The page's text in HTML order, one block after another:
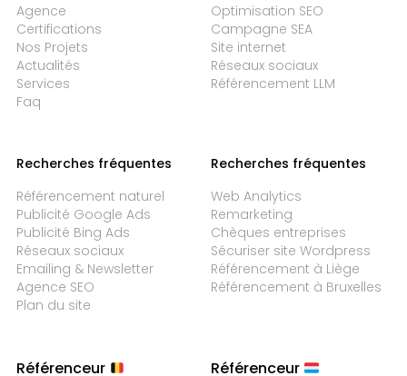
Agence
Certifications
Nos Projets
Actualités
Services
Faq
Optimisation SEO
Campagne SEA
Site internet
Réseaux sociaux
Référencement LLM
Recherches fréquentes
Référencement naturel
Publicité Google Ads
Publicité Bing Ads
Réseaux sociaux
Emailing & Newsletter
Agence SEO
Plan du site
Recherches fréquentes
Web Analytics
Remarketing
Chèques entreprises
Sécuriser site Wordpress
Référencement à Liège
Référencement à Bruxelles
Référenceur Référenceur